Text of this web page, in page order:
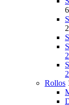
Rollos